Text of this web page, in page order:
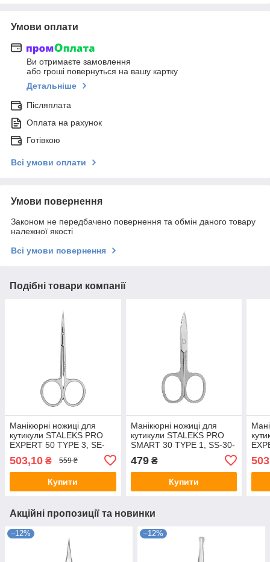
Умови оплати
Ви отримаєте замовлення
або гроші повернуться на вашу картку
Детальніше
Післяплата
Оплата на рахунок
Готівкою
Всі умови оплати
Умови повернення
Законом не передбачено повернення та обмін даного товару
належної якості
Всі умови повернення
Подібні товари компанії
Манікюрні ножиці для
кутикули STALEKS PRO
EXPERT 50 TYPE 3, SE-
503,10 ₴ 559 ₴
Купити
Манікюрні ножиці для
кутикули STALEKS PRO
SMART 30 TYPE 1, SS-30-
479₴
Купити
Акційні пропозиції та новинки
–12% –12%